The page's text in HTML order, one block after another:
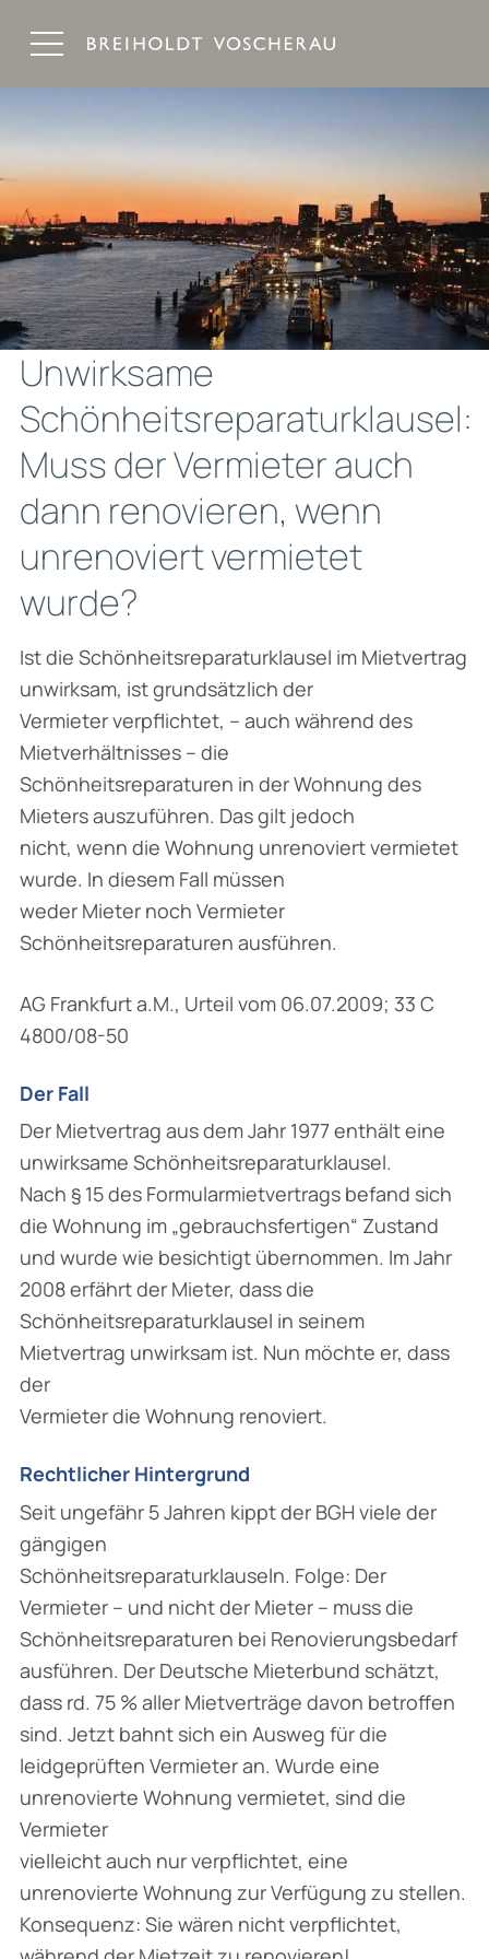
Unwirksame
Schönheitsreparaturklausel:
Muss der Vermieter auch
dann renovieren, wenn
unrenoviert vermietet
wurde?
Ist die Schönheitsreparaturklausel im Mietvertrag
unwirksam, ist grundsätzlich der
Vermieter verpflichtet, – auch während des
Mietverhältnisses – die
Schönheitsreparaturen in der Wohnung des
Mieters auszuführen. Das gilt jedoch
nicht, wenn die Wohnung unrenoviert vermietet
wurde. In diesem Fall müssen
weder Mieter noch Vermieter
Schönheitsreparaturen ausführen.
AG Frankfurt a.M., Urteil vom 06.07.2009; 33 C
4800/08-50
Der Fall
Der Mietvertrag aus dem Jahr 1977 enthält eine
unwirksame Schönheitsreparaturklausel.
Nach § 15 des Formularmietvertrags befand sich
die Wohnung im „gebrauchsfertigen“ Zustand
und wurde wie besichtigt übernommen. Im Jahr
2008 erfährt der Mieter, dass die
Schönheitsreparaturklausel in seinem
Mietvertrag unwirksam ist. Nun möchte er, dass
der
Vermieter die Wohnung renoviert.
Rechtlicher Hintergrund
Seit ungefähr 5 Jahren kippt der BGH viele der
gängigen
Schönheitsreparaturklauseln. Folge: Der
Vermieter – und nicht der Mieter – muss die
Schönheitsreparaturen bei Renovierungsbedarf
ausführen. Der Deutsche Mieterbund schätzt,
dass rd. 75 % aller Mietverträge davon betroffen
sind. Jetzt bahnt sich ein Ausweg für die
leidgeprüften Vermieter an. Wurde eine
unrenovierte Wohnung vermietet, sind die
Vermieter
vielleicht auch nur verpflichtet, eine
unrenovierte Wohnung zur Verfügung zu stellen.
Konsequenz: Sie wären nicht verpflichtet,